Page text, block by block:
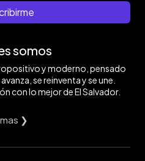
somos
y moderno, pensado
se reinventa y se une.
con lo mejor de El Salvador.
❯